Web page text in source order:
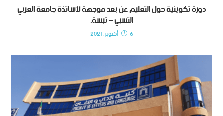
دورة تكوينية حول التعليم عن بعد موجهة لأساتذة جامعة العربي
التسبي – تبسة.
6 أكتوبر، 2021